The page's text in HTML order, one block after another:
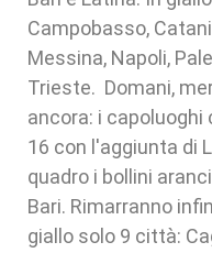
Campobasso,
Messina, Napoli,
Trieste. Domani,
ancora: i
16 con l'aggiunta di
quadro i bollini
Bari. Rimarranno
giallo solo 9 città: